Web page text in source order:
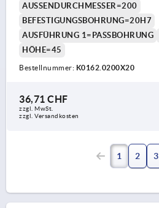
AUSSENDURCHMESSER=200
BEFESTIGUNGSBOHRUNG=20H7
AUSFÜHRUNG 1=PASSBOHRUNG
HÖHE=45
Bestellnummer: K0162.0200X20
36,71 CHF
zzgl. MwSt.
zzgl. Versandkosten
1 2 3